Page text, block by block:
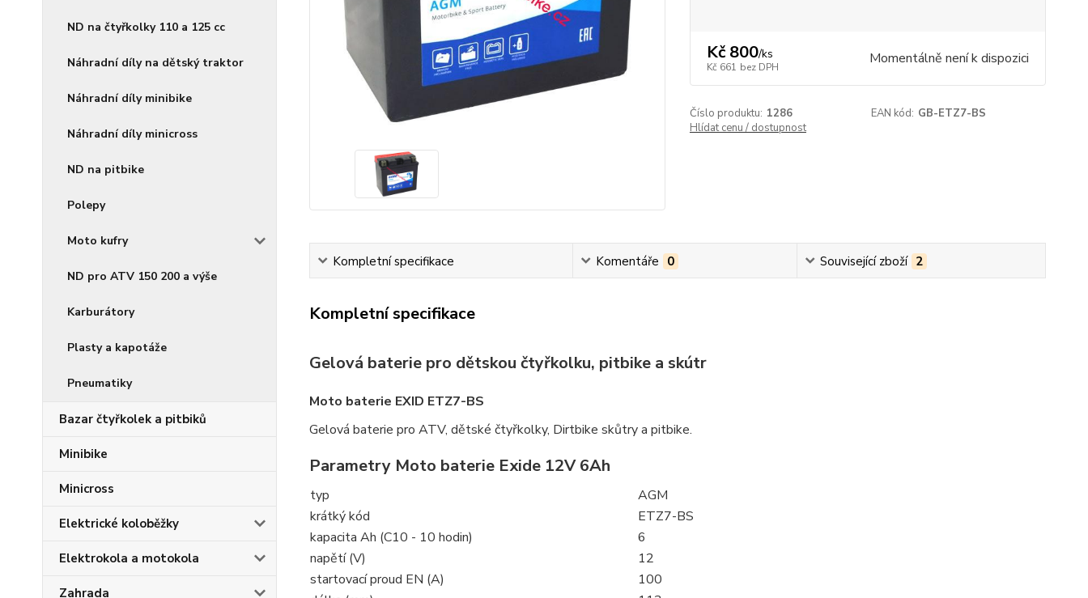
ND na čtyřkolky 110 a 125 cc
Náhradní díly na dětský traktor
Náhradní díly minibike
Náhradní díly minicross
ND na pitbike
Polepy
Moto kufry
ND pro ATV 150 200 a výše
Karburátory
Plasty a kapotáže
Pneumatiky
Bazar čtyřkolek a pitbiků
Minibike
Minicross
Elektrické koloběžky
Elektrokola a motokola
Zahrada
Kč 800/ks
Kč 661 bez DPH Momentálně není k dispozici
Číslo produktu: 1286 EAN kód: GB-ETZ7-BS
Hlídat cenu / dostupnost
Kompletní specifikace Komentáře 0 Související zboží 2
Kompletní specifikace
Gelová baterie pro dětskou čtyřkolku, pitbike a skútr
Moto baterie EXID ETZ7-BS
Gelová baterie pro ATV, dětské čtyřkolky, Dirtbike skůtry a pitbike.
Parametry Moto baterie Exide 12V 6Ah
typ
AGM
krátký kód
ETZ7-BS
kapacita Ah (C10 - 10 hodin)
6
napětí (V)
12
startovací proud EN (A)
100